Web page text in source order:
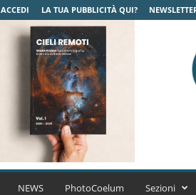
ACCEDI LA TUA PUBBLICITÀ QUI?
C
NEWS PhotoCoelum Sezioni